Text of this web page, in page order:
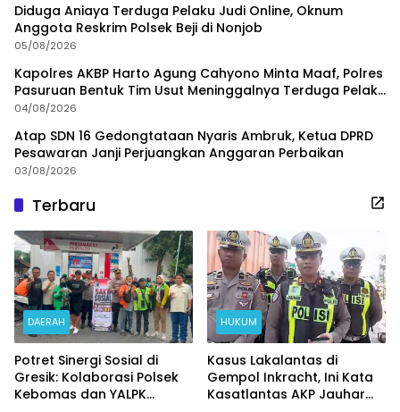
Diduga Aniaya Terduga Pelaku Judi Online, Oknum
Anggota Reskrim Polsek Beji di Nonjob
05/08/2026
Kapolres AKBP Harto Agung Cahyono Minta Maaf, Polres
Pasuruan Bentuk Tim Usut Meninggalnya Terduga Pelaku
Judi Online
04/08/2026
Atap SDN 16 Gedongtataan Nyaris Ambruk, Ketua DPRD
Pesawaran Janji Perjuangkan Anggaran Perbaikan
03/08/2026
Terbaru
DAERAH
Potret Sinergi Sosial di
Gresik: Kolaborasi Polsek
Kebomas dan YALPK
HUKUM
Kasus Lakalantas di
Gempol Inkracht, Ini Kata
Kasatlantas AKP Jauhar